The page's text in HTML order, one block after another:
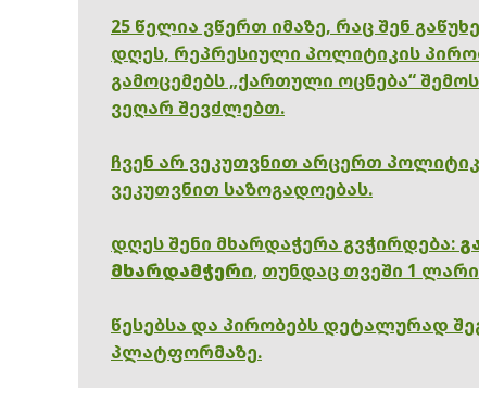
25 წელია ვწერთ იმაზე, რაც შენ
დღეს, რეპრესიული პოლიტიკის
გამოცემებს „ქართული ოცნება“
ვეღარ შევძლებთ.
ჩვენ არ ვეკუთვნით არცერთ
ვეკუთვნით საზოგადოებას.
დღეს შენი მხარდაჭერა გვჭირდება:
მხარდამჭერი, თუნდაც თვეში 1
წესებსა და პირობებს დეტალურად
პლატფორმაზე.